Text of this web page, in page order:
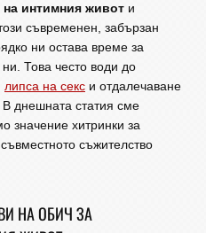
интимния живот и
съвременен, забързан
ни остава време за
Това често води до
липса на секс и отдалечаване
В днешната статия сме
значение хитринки за
съжителство
НА ОБИЧ ЗА